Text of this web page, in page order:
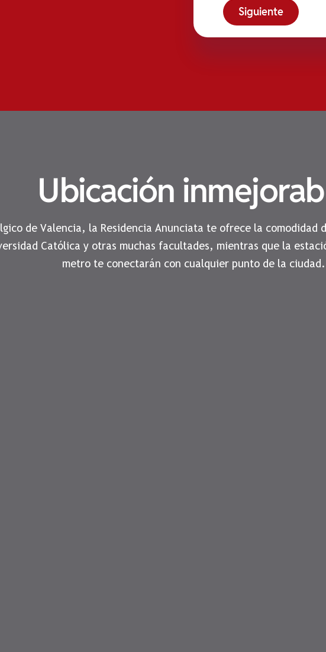
has
caso
Siguiente
Ubicación
de Valencia, la Residencia Anunciata te ofrece la comodidad
Católica y otras muchas facultades, mientras que la
metro te conectarán con cualquier punto de la ciudad.